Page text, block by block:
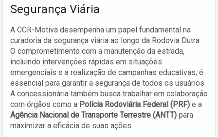
Segurança Viária
A CCR-Motiva desempenha um papel fundamental na
curadoria da segurança viária ao longo da Rodovia Dutra.
O comprometimento com a manutenção da estrada,
incluindo intervenções rápidas em situações
emergenciais e a realização de campanhas educativas, é
essencial para garantir a segurança de todos os usuários.
A concessionária também busca trabalhar em colaboração
com órgãos como a Polícia Rodoviária Federal (PRF) e a
Agência Nacional de Transporte Terrestre (ANTT) para
maximizar a eficácia de suas ações.